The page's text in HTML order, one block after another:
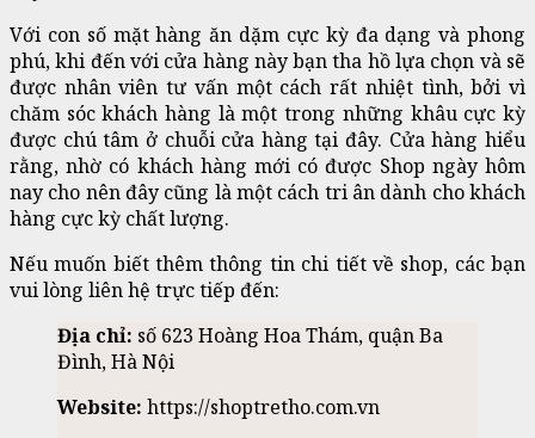
Với con số mặt hàng ăn dặm cực kỳ đa dạng và phong
phú, khi đến với cửa hàng này bạn tha hồ lựa chọn và sẽ
được nhân viên tư vấn một cách rất nhiệt tình, bởi vì
chăm sóc khách hàng là một trong những khâu cực kỳ
được chú tâm ở chuỗi cửa hàng tại đây. Cửa hàng hiểu
rằng, nhờ có khách hàng mới có được Shop ngày hôm
nay cho nên đây cũng là một cách tri ân dành cho khách
hàng cực kỳ chất lượng.
Nếu muốn biết thêm thông tin chi tiết về shop, các bạn
vui lòng liên hệ trực tiếp đến:
Địa chỉ: số 623 Hoàng Hoa Thám, quận Ba
Đình, Hà Nội
Website: https://shoptretho.com.vn